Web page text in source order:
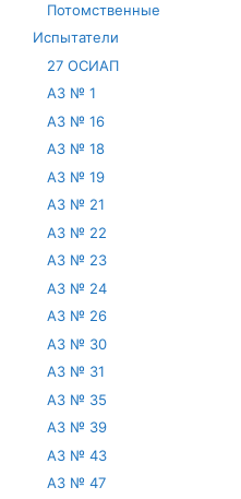
Потомственные
Испытатели
27 ОСИАП
АЗ № 1
АЗ № 16
АЗ № 18
АЗ № 19
АЗ № 21
АЗ № 22
АЗ № 23
АЗ № 24
АЗ № 26
АЗ № 30
АЗ № 31
АЗ № 35
АЗ № 39
АЗ № 43
АЗ № 47